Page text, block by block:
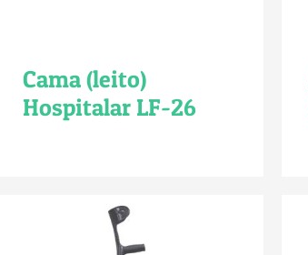
Cama (leito)
Hospitalar LF-26